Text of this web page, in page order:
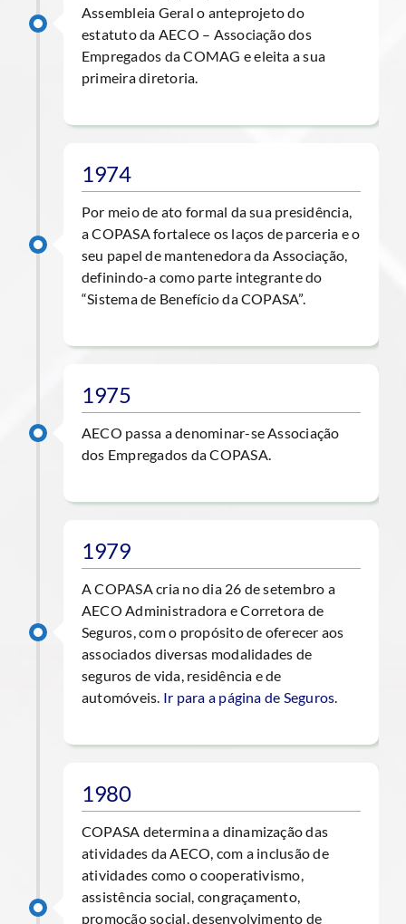
Assembleia Geral o anteprojeto do
estatuto da AECO – Associação dos
Empregados da COMAG e eleita a sua
primeira diretoria.
1974
Por meio de ato formal da sua presidência,
a COPASA fortalece os laços de parceria e o
seu papel de mantenedora da Associação,
definindo-a como parte integrante do
“Sistema de Benefício da COPASA”.
1975
AECO passa a denominar-se Associação
dos Empregados da COPASA.
1979
A COPASA cria no dia 26 de setembro a
AECO Administradora e Corretora de
Seguros, com o propósito de oferecer aos
associados diversas modalidades de
seguros de vida, residência e de
automóveis. Ir para a página de Seguros
1980
COPASA determina a dinamização das
atividades da AECO, com a inclusão de
atividades como o cooperativismo,
assistência social, congraçamento,
promoção social, desenvolvimento de